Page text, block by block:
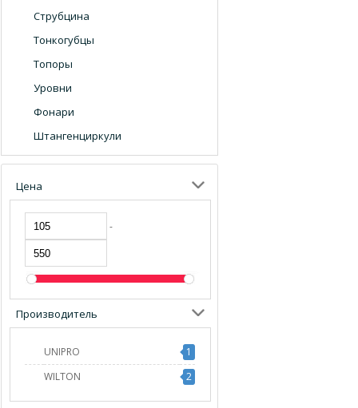
Струбцина
Тонкогубцы
Топоры
Уровни
Фонари
Штангенциркули
Цена
-
Производитель
UNIPRO
1
WILTON
2